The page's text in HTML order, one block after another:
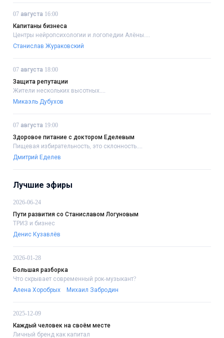
07 августа 16:00
Капитаны бизнеса
Центры нейропсихологии и логопедии Алёны....
Станислав Жураковский
07 августа 18:00
Защита репутации
Жители нескольких высотных....
Микаэль Дубухов
07 августа 19:00
Здоровое питание с доктором Еделевым
Пищевая избирательность, это склонность....
Дмитрий Еделев
Лучшие эфиры
2026-06-24
Пути развития со Станиславом Логуновым
ТРИЗ и бизнес
Денис Кузавлёв
2026-01-28
Большая разборка
Что скрывает современный рок-музыкант?
Алена Хоробрых
Михаил Забродин
2025-12-09
Каждый человек на своём месте
Личный бренд как капитал